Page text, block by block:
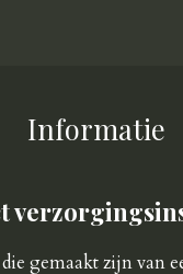
Informatie
gemaakt zijn van